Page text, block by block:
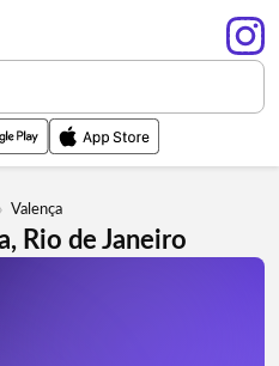
› Valença
Rio de Janeiro